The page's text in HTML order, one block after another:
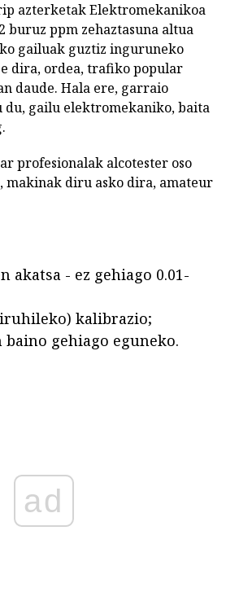
azterketak Elektromekanikoa
buruz ppm zehaztasuna altua
gailuak guztiz inguruneko
dira, ordea, trafiko popular
daude. Hala ere, garraio
du, gailu elektromekaniko, baita
profesionalak alcotester oso
makinak diru asko dira, amateur
akatsa - ez gehiago 0.01-
kalibrazio;
baino gehiago eguneko.
ad